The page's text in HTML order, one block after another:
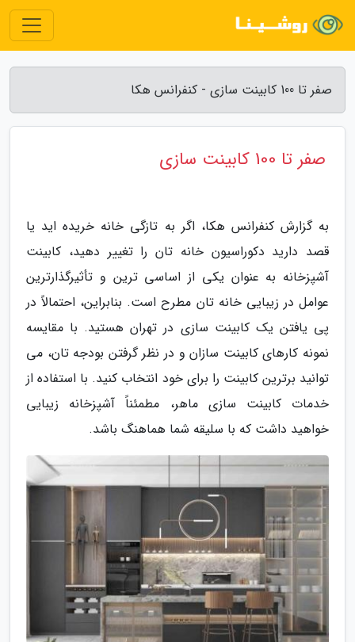
صفر تا 100 کابینت سازی - کنفرانس هکا
صفر تا 100 کابینت سازی
به گزارش کنفرانس هکا، اگر به تازگی خانه خریده اید یا
قصد دارید دکوراسیون خانه تان را تغییر دهید، کابینت
آشپزخانه به عنوان یکی از اساسی ترین و تأثیرگذارترین
عوامل در زیبایی خانه تان مطرح است. بنابراین، احتمالاً در
پی یافتن یک کابینت سازی در تهران هستید. با مقایسه
نمونه کارهای کابینت سازان و در نظر گرفتن بودجه تان، می
توانید برترین کابینت را برای خود انتخاب کنید. با استفاده از
خدمات کابینت سازی ماهر، مطمئناً آشپزخانه زیبایی
خواهید داشت که با سلیقه شما هماهنگ باشد.